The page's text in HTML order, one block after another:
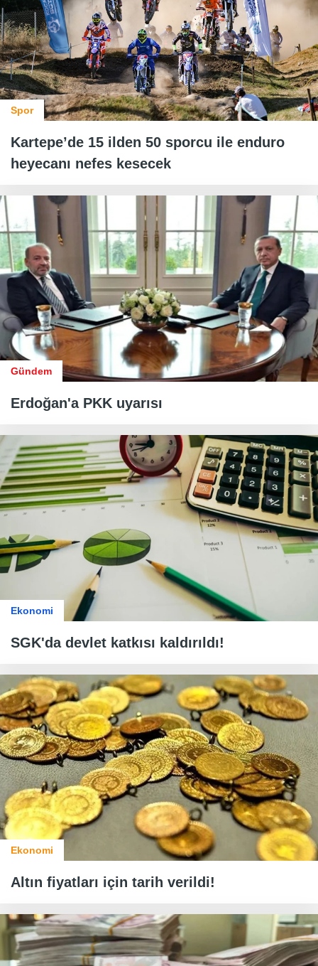
Spor
Kartepe’de 15 ilden 50 sporcu ile enduro
heyecanı nefes kesecek
Gündem
Erdoğan'a PKK uyarısı
Ekonomi
SGK'da devlet katkısı kaldırıldı!
Ekonomi
Altın fiyatları için tarih verildi!